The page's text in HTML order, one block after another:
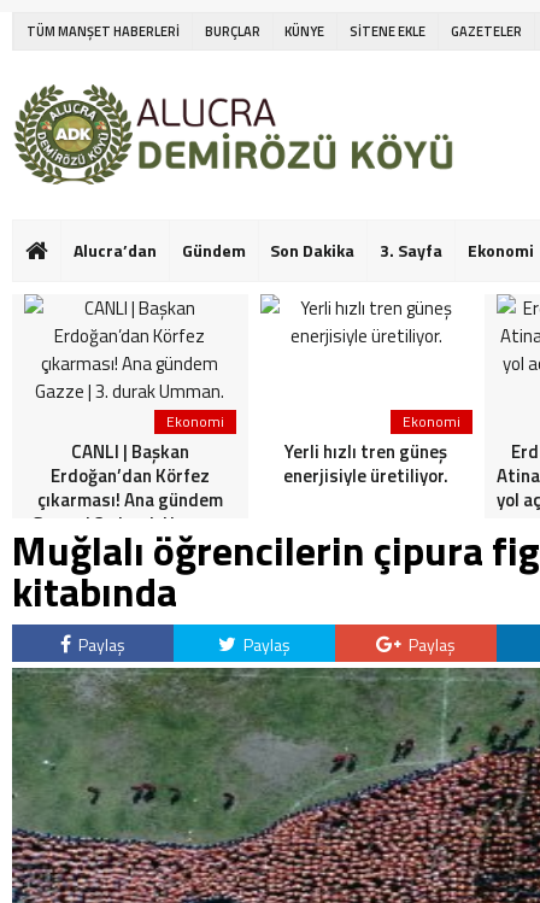
TÜM MANŞET HABERLERİ BURÇLAR KÜNYE SİTENE EKLE GAZETELER
Alucra’dan Gündem Son Dakika 3. Sayfa Ekonomi
Ekonomi
CANLI | Başkan
Erdoğan’dan Körfez
çıkarması! Ana gündem
Gazze | 3. durak Umman.
Ekonomi
Yerli hızlı tren güneş
enerjisiyle üretiliyor.
yol
Muğlalı öğrencilerin çipura
kitabında
Paylaş Paylaş Paylaş